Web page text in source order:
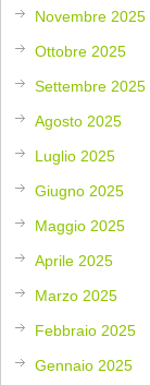
Novembre 2025
Ottobre 2025
Settembre 2025
Agosto 2025
Luglio 2025
Giugno 2025
Maggio 2025
Aprile 2025
Marzo 2025
Febbraio 2025
Gennaio 2025